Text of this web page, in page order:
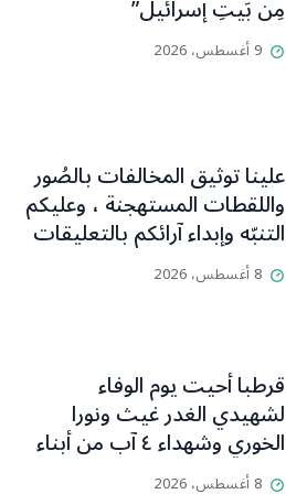
مِن بَيتِ إسرائيل”
9 أغسطس، 2026
علينا توثيق المخالفات بالصُور
واللقطات المستهجنة ، وعليكم
التنبّه وإبداء آرائكم بالتعليقات
(جورج صبّاغ)
8 أغسطس، 2026
قرطبا أحيت يوم الوفاء
لشهيدي الغدر غيث ونورا
الخوري وشهداء ٤ آب من أبناء
البلدة.. كارين الخوري افرام: لقد
8 أغسطس، 2026